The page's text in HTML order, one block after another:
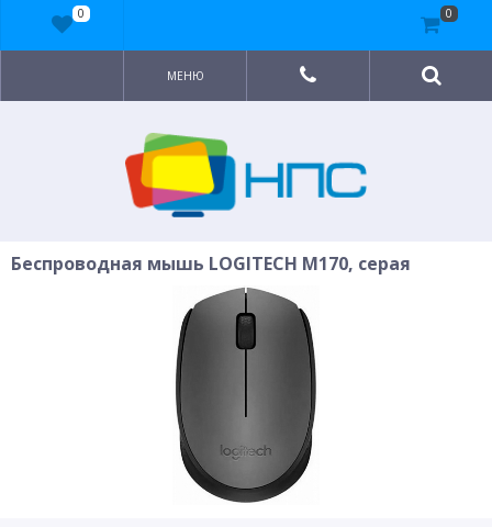
МЕНЮ
Беспроводная мышь LOGITECH M170, серая
0 0